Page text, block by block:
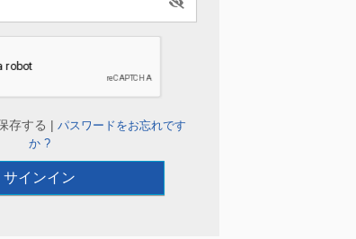
存する |パスワードをお忘れです
か ?